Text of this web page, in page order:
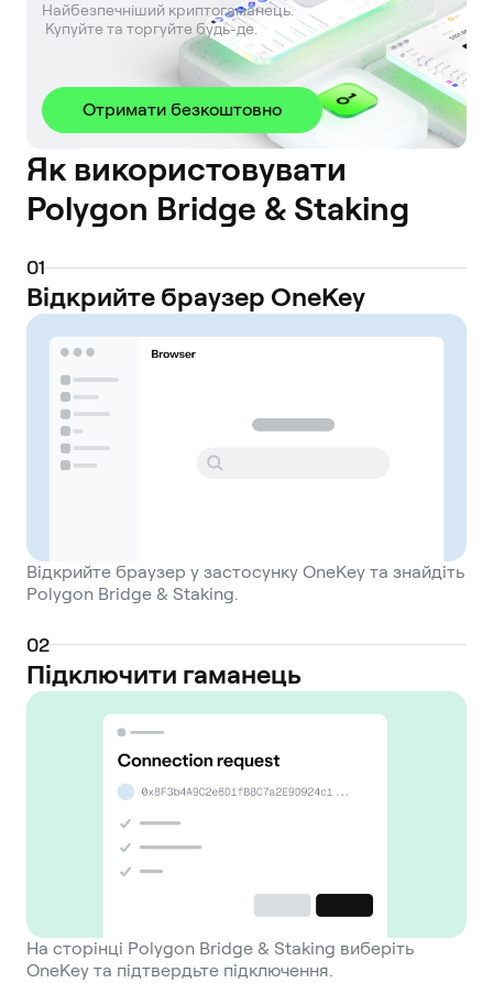
Найбезпечніший криптогаманець.
Купуйте та торгуйте будь-де.
Отримати безкоштовно
Як використовувати
Polygon Bridge & Staking
01
Відкрийте браузер OneKey
Відкрийте браузер у застосунку OneKey та знайдіть
Polygon Bridge & Staking.
02
Підключити гаманець
На сторінці Polygon Bridge & Staking виберіть
OneKey та підтвердьте підключення.